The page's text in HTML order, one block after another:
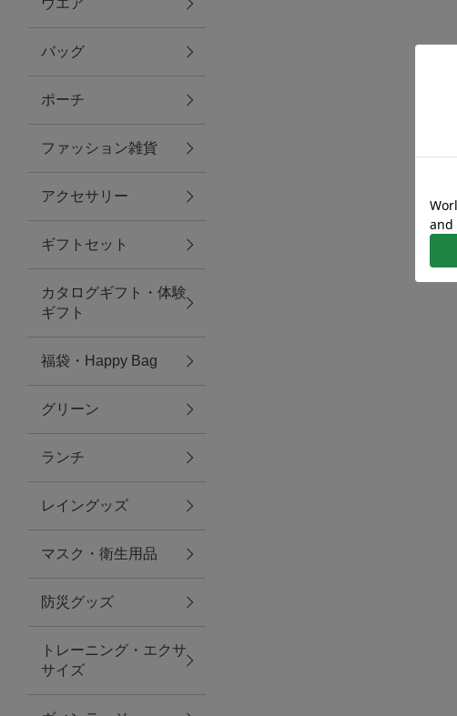
グリーン
バス＆ビューティー
バス＆ビューティー
タオル
ウエア＆バッグ
ウエア
レイングッズ
アクセサリー
ファッション雑貨
ファッショングッズ
スマホケース・アクセサリー
ポーチ
ステーショナリー
ウエア
バッグ
ポーチ
ファッション雑貨
アクセサリー
ギフトセット
カタログギフト・体験
ギフト
福袋・Happy Bag
グリーン
ランチ
レイングッズ
マスク・衛生用品
防災グッズ
トレーニング・エクサ
サイズ